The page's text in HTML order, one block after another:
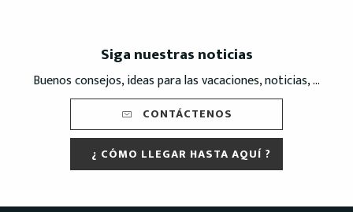
Siga nuestras noticias
Buenos consejos, ideas para las vacaciones, noticias, ...
CONTÁCTENOS
¿ CÓMO LLEGAR HASTA AQUÍ ?